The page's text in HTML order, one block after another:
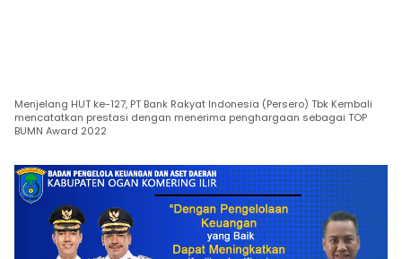
Menjelang HUT ke-127, PT Bank Rakyat Indonesia (Persero) Tbk Kembali
mencatatkan prestasi dengan menerima penghargaan sebagai TOP
BUMN Award 2022